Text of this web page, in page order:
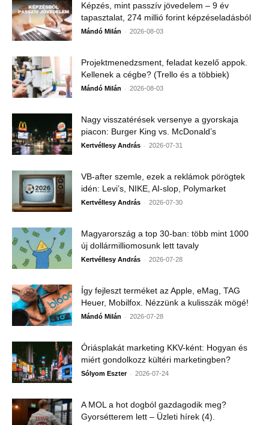
Képzés, mint passzív jövedelem – 9 év
tapasztalat, 274 millió forint képzéseladásból
Mándó Milán - 2026-08-03
Projektmenedzsment, feladat kezelő appok.
Kellenek a cégbe? (Trello és a többiek)
Mándó Milán - 2026-08-03
Nagy visszatérések versenye a gyorskaja
piacon: Burger King vs. McDonald’s
Kertvéllesy András - 2026-07-31
VB-after szemle, ezek a reklámok pörögtek
idén: Levi’s, NIKE, AI-slop, Polymarket
Kertvéllesy András - 2026-07-30
Magyarország a top 30-ban: több mint 1000
új dollármilliomosunk lett tavaly
Kertvéllesy András - 2026-07-28
Így fejleszt terméket az Apple, eMag, TAG
Heuer, Mobilfox. Nézzünk a kulisszák mögé!
Mándó Milán - 2026-07-28
Óriásplakát marketing KKV-ként: Hogyan és
miért gondolkozz kültéri marketingben?
Sólyom Eszter - 2026-07-24
A MOL a hot dogból gazdagodik meg?
Gyorsétterem lett – Üzleti hírek (4).